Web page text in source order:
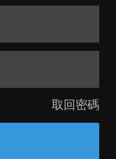
取回密碼